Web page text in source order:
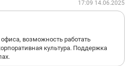
17:09 14.06.2025
возможность работать
культура. Поддержка